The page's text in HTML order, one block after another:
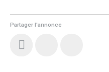
Partager l'annonce